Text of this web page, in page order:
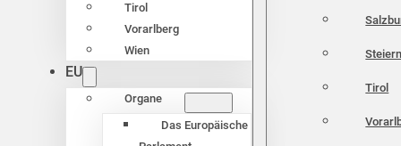
Tirol
Vorarlberg
Wien
EU
Organe
Das Europäische
Tirol